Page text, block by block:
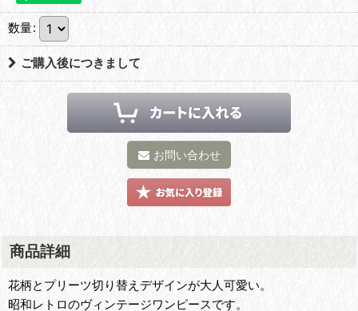
数量:
ご購入後につきまして
お問い合わせ
商品詳細
花柄とプリーツ切り替えデザインが大人可愛い。
昭和レトロのヴィンテージワンピースです。